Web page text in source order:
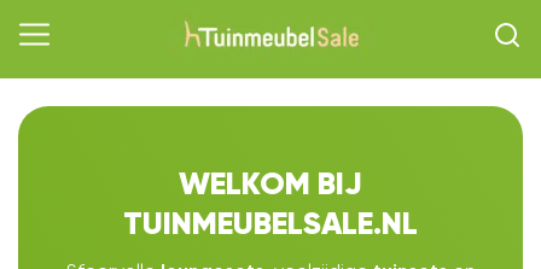
WELKOM BIJ
TUINMEUBELSALE.NL